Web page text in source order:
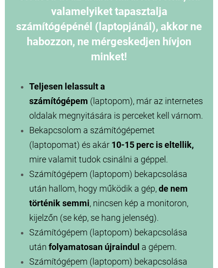
valamelyiket tapasztalja
számítógépénél (laptopjánál), akkor ne
habozzon, ne mérgeskedjen hívjon
minket!
Teljesen lelassult a
számítógépem (laptopom), már az internetes
oldalak megnyitására is perceket kell várnom.
Bekapcsolom a számítógépemet
(laptopomat) és akár 10-15 perc is eltellik,
mire valamit tudok csinálni a géppel.
Számítógépem (laptopom) bekapcsolása
után hallom, hogy működik a gép,de nem
történik semmi, nincsen kép a monitoron,
kijelzőn (se kép, se hang jelenség).
Számítógépem (laptopom) bekapcsolása
után folyamatosan újraindul a gépem.
Számítógépem (laptopom) bekapcsolása